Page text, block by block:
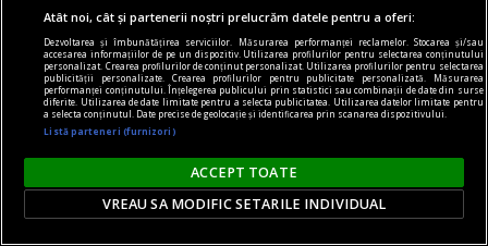
Atât noi, cât și partenerii noștri prelucrăm datele pentru a oferi:
Dezvoltarea și îmbunătățirea serviciilor. Măsurarea performanței reclamelor. Stocarea și/sau
accesarea informațiilor de pe un dispozitiv. Utilizarea profilurilor pentru selectarea conținutului
personalizat. Crearea profilurilor de conținut personalizat. Utilizarea profilurilor pentru selectarea
publicității personalizate. Crearea profilurilor pentru publicitate personalizată. Măsurarea
performanței conținutului. Înțelegerea publicului prin statistici sau combinații de date din surse
diferite. Utilizarea de date limitate pentru a selecta publicitatea. Utilizarea datelor limitate pentru
a selecta conținutul. Date precise de geolocație și identificarea prin scanarea dispozitivului.
Listă parteneri (furnizori)
ACCEPT TOATE
VREAU SA MODIFIC SETARILE INDIVIDUAL